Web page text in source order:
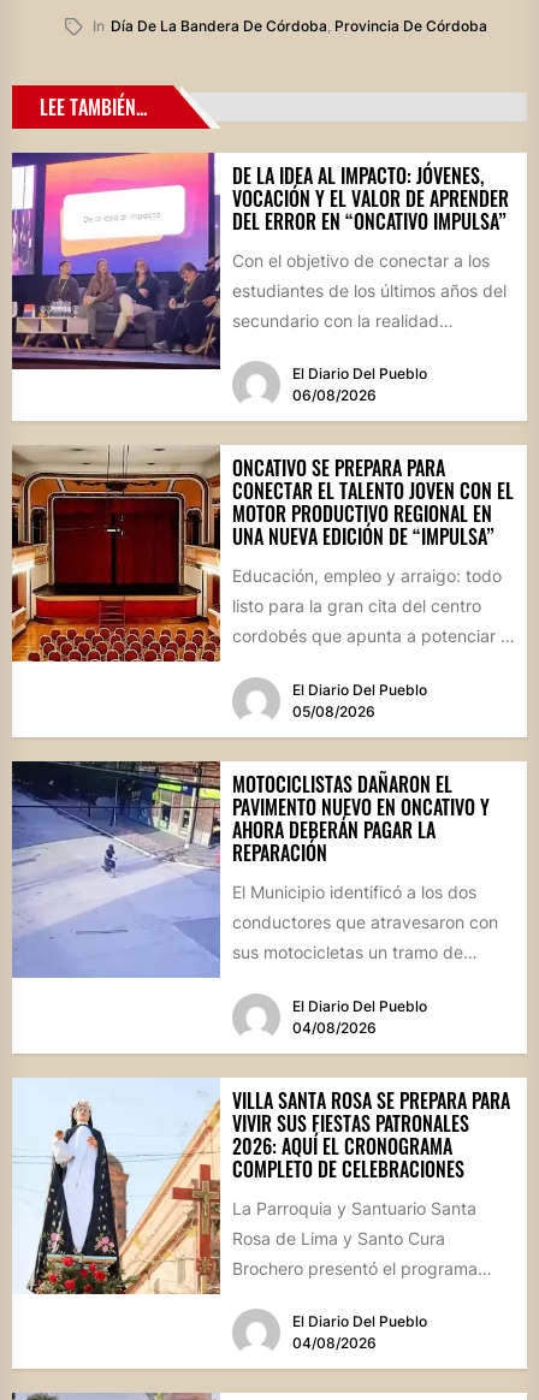
In Día De La Bandera De Córdoba Provincia De Córdoba
LEE TAMBIÉN...
DE LA IDEA AL IMPACTO: JÓVENES,
VOCACIÓN Y EL VALOR DE APRENDER
DEL ERROR EN “ONCATIVO IMPULSA”
Con el objetivo de conectar a los
estudiantes de los últimos años del
secundario con la realidad
El Diario Del Pueblo
06/08/2026
ONCATIVO SE PREPARA PARA
CONECTAR EL TALENTO JOVEN CON EL
MOTOR PRODUCTIVO REGIONAL EN
UNA NUEVA EDICIÓN DE “IMPULSA”
Educación, empleo y arraigo: todo
listo para la gran cita del centro
cordobés que apunta a potenciar el
El Diario Del Pueblo
05/08/2026
MOTOCICLISTAS DAÑARON EL
PAVIMENTO NUEVO EN ONCATIVO Y
AHORA DEBERÁN PAGAR LA
REPARACIÓN
El Municipio identificó a los dos
conductores que atravesaron con
sus motocicletas un tramo de
calle...
El Diario Del Pueblo
04/08/2026
VILLA SANTA ROSA SE PREPARA PARA
VIVIR SUS FIESTAS PATRONALES
2026: AQUÍ EL CRONOGRAMA
COMPLETO DE CELEBRACIONES
La Parroquia y Santuario Santa
Rosa de Lima y Santo Cura
Brochero presentó el programa
El Diario Del Pueblo
04/08/2026